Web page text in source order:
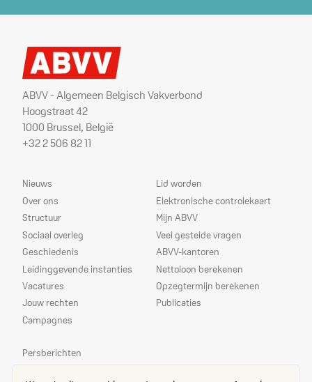
ABVV - Algemeen Belgisch Vakverbond
Hoogstraat 42
1000 Brussel, België
+32 2 506 82 11
Sitemap
Nieuws
Over ons
Structuur
Sociaal overleg
Geschiedenis
Leidinggevende instanties
Vacatures
Jouw rechten
Campagnes
Dienstverlening
Lid worden
Elektronische controlekaart
Mijn ABVV
Veel gestelde vragen
ABVV-kantoren
Nettoloon berekenen
Opzegtermijn berekenen
Publicaties
Prioriteiten
Persberichten